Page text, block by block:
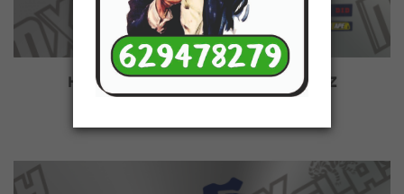
HONDA CRF 2014/17 MARC MARQUEZ